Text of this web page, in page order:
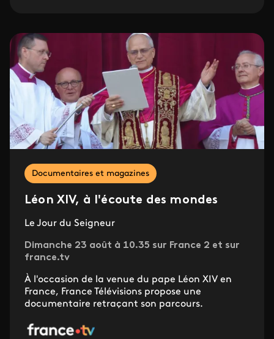
Documentaires et magazines
Léon XIV, à l'écoute des mondes
Le Jour du Seigneur
Dimanche 23 août à 10.35 sur France 2 et sur
france.tv
À l'occasion de la venue du pape Léon XIV en
France, France Télévisions propose une
documentaire retraçant son parcours.